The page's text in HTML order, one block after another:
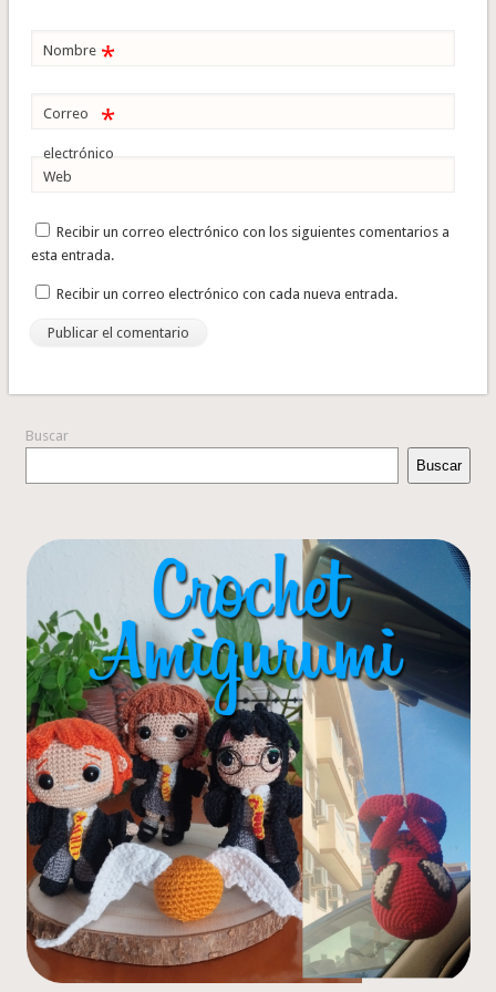
Nombre *
Correo
electrónico
*
Web
Recibir un correo electrónico con los siguientes comentarios a
esta entrada.
Recibir un correo electrónico con cada nueva entrada.
Buscar
Buscar